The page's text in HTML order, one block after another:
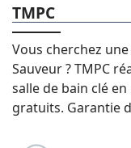
TMPC
Vous cherchez
Sauveur ? TMPC
salle de bain clé
gratuits. Garantie